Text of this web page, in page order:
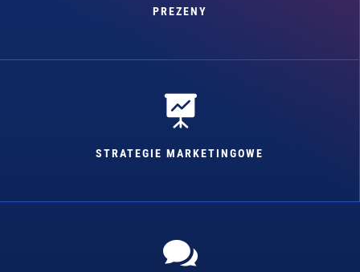
PREZENY

STRATEGIE MARKETINGOWE
